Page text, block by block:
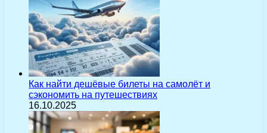
Как найти дешёвые билеты на самолёт и
сэкономить на путешествиях
16.10.2025